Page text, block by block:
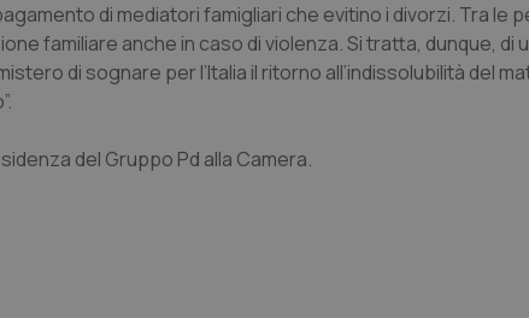
di mediatori famigliari che evitino i divorzi. Tra le
familiare anche in caso di violenza. Si tratta, dunque, di
di sognare per l’Italia il ritorno all’indissolubilità del
del Gruppo Pd alla Camera.